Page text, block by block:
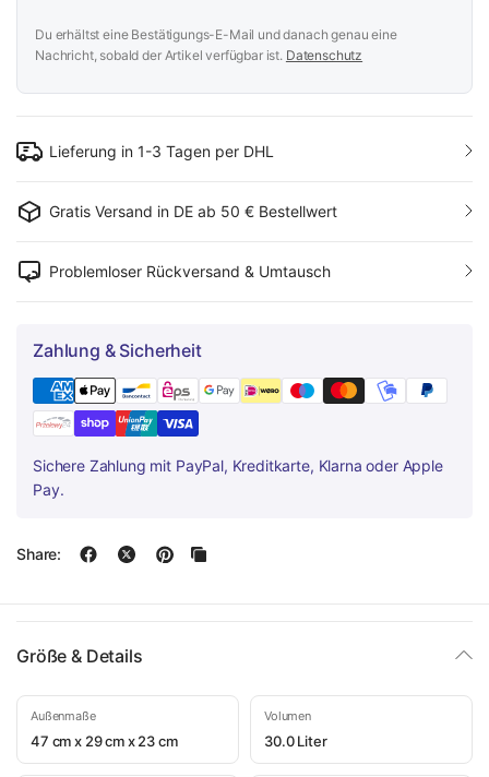
Du erhältst eine Bestätigungs-E-Mail und danach genau eine
Nachricht, sobald der Artikel verfügbar ist. Datenschutz
Lieferung in 1-3 Tagen per DHL
Gratis Versand in DE ab 50 € Bestellwert
Problemloser Rückversand & Umtausch
Zahlung & Sicherheit
Sichere Zahlung mit PayPal, Kreditkarte, Klarna oder Apple
Pay.
Share:
Größe & Details
Außenmaße
47 cm x 29 cm x 23 cm
Volumen
30.0 Liter